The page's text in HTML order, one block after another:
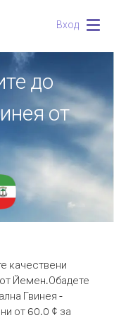
Вход
до
от
качествени
Йемен.Обадете
Гвинея -
от 60.0 ¢ за